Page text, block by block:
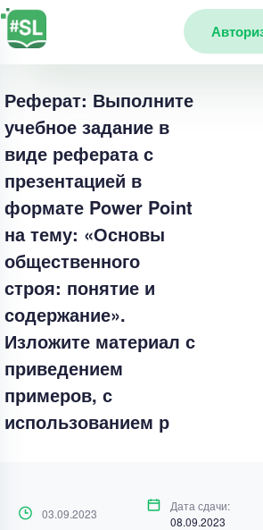
Реферат: Выполните
учебное задание в
виде реферата с
презентацией в
формате Power Point
на тему: «Основы
общественного
строя: понятие и
содержание».
Изложите материал с
приведением
примеров, с
использованием р
03.09.2023
Дата сдачи:
08.09.2023